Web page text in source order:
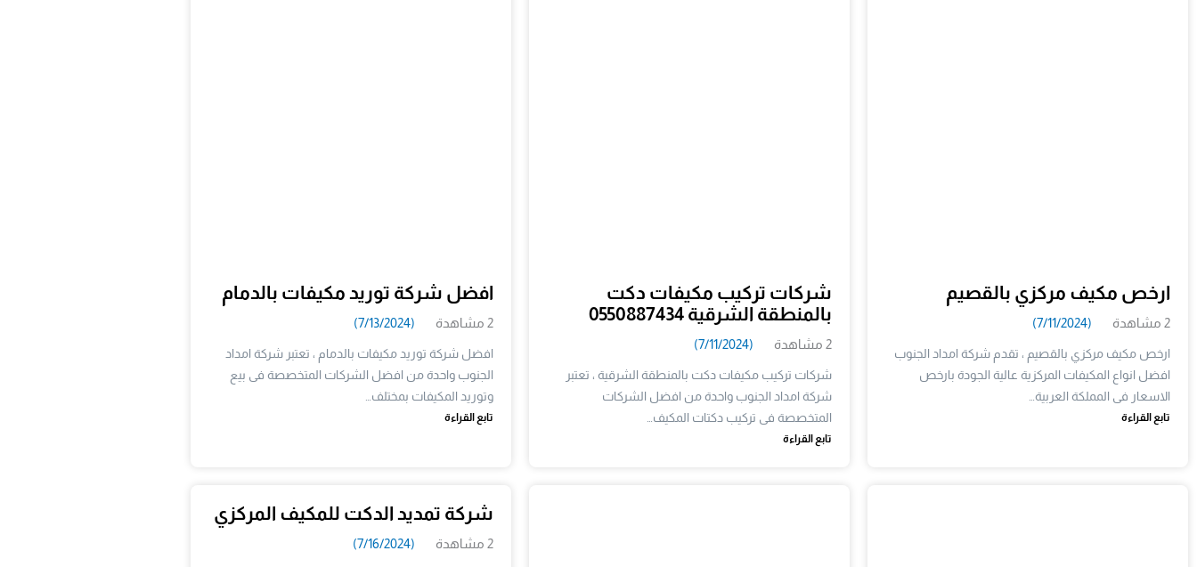
ارخص مكيف مركزي بالقصيم
2 مشاهدة (7/11/2024)
ارخص مكيف مركزي بالقصيم ، تقدم شركة امداد الجنوب
افضل انواع المكيفات المركزية عالية الجودة بارخص
الاسعار فى المملكة العربية…
تابع القراءة
شركات تركيب مكيفات دكت
بالمنطقة الشرقية 0550887434
2 مشاهدة (7/11/2024)
شركات تركيب مكيفات دكت بالمنطقة الشرقية ، تعتبر
شركة امداد الجنوب واحدة من افضل الشركات
المتخصصة فى تركيب دكتات المكيف…
تابع القراءة
افضل شركة توريد مكيفات بالدمام
2 مشاهدة (7/13/2024)
افضل شركة توريد مكيفات بالدمام ، تعتبر شركة امداد
الجنوب واحدة من افضل الشركات المتخصصة فى بيع
وتوريد المكيفات بمختلف…
تابع القراءة
شركة تمديد الدكت للمكيف المركزي
2 مشاهدة (7/16/2024)